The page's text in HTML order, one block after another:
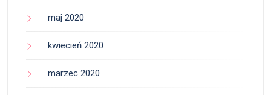
maj 2020
kwiecień 2020
marzec 2020